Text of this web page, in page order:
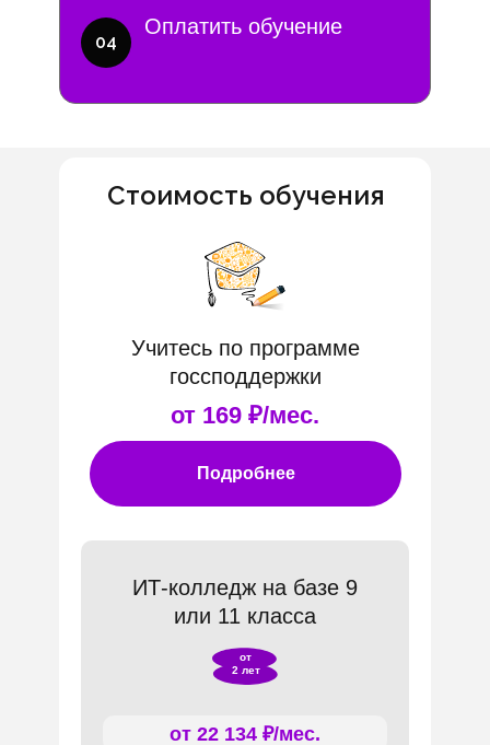
Оплатить обучение
04
ИТ-колледж на базе 9
или 11 класса
Стоимость обучения
от
2 лет
от 22 134 ₽/мес.
Подробнее
Учитесь по программе
госсподдержки
от 169 ₽/мес.